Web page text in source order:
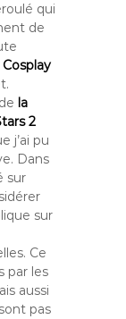
qui
de
la
2
j’ai pu
Dans
sur
sur
Ce
par les
aussi
pas